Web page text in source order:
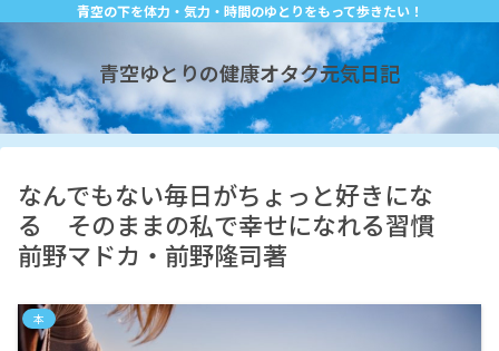
青空の下を体力・気力・時間のゆとりをもって歩きたい！
青空ゆとりの健康オタク元気日記
なんでもない毎日がちょっと好きにな
る そのままの私で幸せになれる習慣
前野マドカ・前野隆司著
本